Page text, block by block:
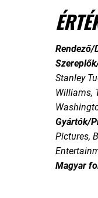
Rendező/
Stanley
Williams,
Gyártók/
Pictures,
Magyar